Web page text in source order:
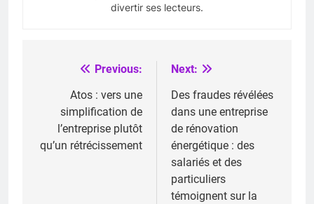
divertir ses lecteurs.
Navigation
l’article
Previous:
Atos : vers une
simplification de
l’entreprise plutôt
qu’un rétrécissement
Next:
Des fraudes révélées
dans une entreprise
de rénovation
énergétique : des
salariés et des
particuliers
témoignent sur la